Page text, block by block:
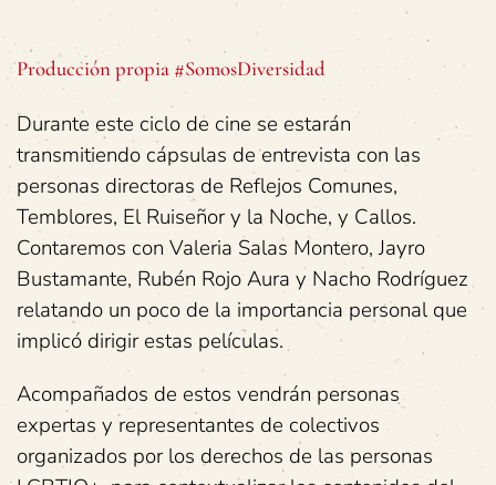
Producción propia #SomosDiversidad
Durante este ciclo de cine se estarán
transmitiendo cápsulas de entrevista con las
personas directoras de Reflejos Comunes,
Temblores, El Ruiseñor y la Noche, y Callos.
Contaremos con Valeria Salas Montero, Jayro
Bustamante, Rubén Rojo Aura y Nacho Rodríguez
relatando un poco de la importancia personal que
implicó dirigir estas películas.
Acompañados de estos vendrán personas
expertas y representantes de colectivos
organizados por los derechos de las personas